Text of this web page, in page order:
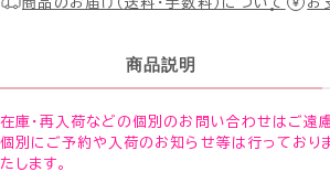
商品説明
在庫・再入荷などの個別のお問い合わせはご遠
個別にご予約や入荷のお知らせ等は行っており
たします。